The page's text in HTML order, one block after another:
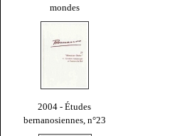
mondes
2004 - Études
bernanosiennes, n°23